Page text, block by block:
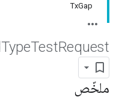
TxGap
TypeTestRequest
ملخّص